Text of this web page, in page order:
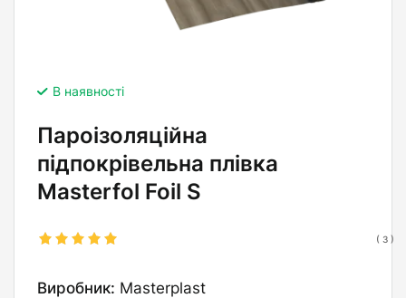
В наявності
Пароізоляційна
підпокрівельна плівка
Masterfol Foil S
( 3 )
Виробник: Masterplast